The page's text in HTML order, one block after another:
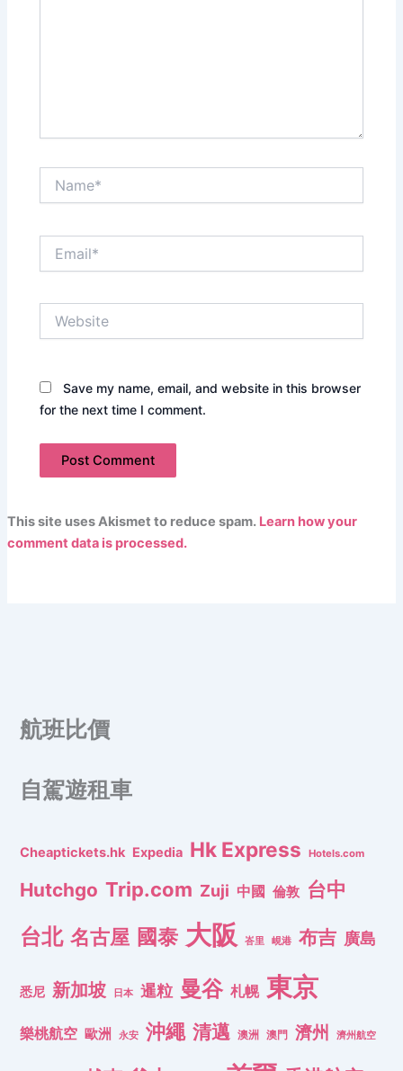
Save my name, email, and website in this browser
for the next time I comment.
This site uses Akismet to reduce spam. Learn how your
comment data is processed.
航班比價
自駕遊租車
Cheaptickets.hk Expedia Hk Express Hotels.com
Hutchgo Trip.com Zuji 中國 倫敦 台中
台北 名古屋 國泰 大阪 峇里 峴港 布吉 廣島
悉尼 新加坡 日本 暹粒 曼谷 札幌 東京
樂桃航空 歐洲 永安 沖繩 清邁 澳洲 澳門 濟州 濟州航空